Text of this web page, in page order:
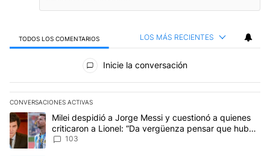
TODOS LOS COMENTARIOS LOS MÁS RECIENTES
Todos los comentarios
Inicie la conversación
CONVERSACIONES ACTIVAS
Este listado muestra los artículos con más comentarios en los
Un artículo de tendencia con el título "Milei despidió a Jorge
Milei despidió a Jorge Messi y cuestionó a quienes
criticaron a Lionel: “Da vergüenza pensar que hubo
anti-Messi”
103